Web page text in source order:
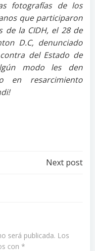
fotografías de los
que participaron
de la CIDH, el 28 de
D.C, denunciado
del Estado de
modo les den
en resarcimiento
Next post
será publicada. Los
con *